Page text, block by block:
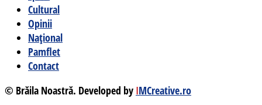
Cultural
Opinii
Național
Pamflet
Contact
© Brăila Noastră. Developed by IMCreative.ro